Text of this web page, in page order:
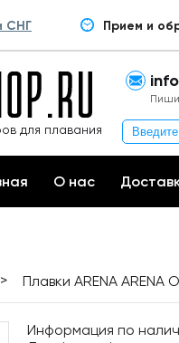
СНГ Прием и
для плавания
О нас
> Плавки ARENA ARENA
Информация по